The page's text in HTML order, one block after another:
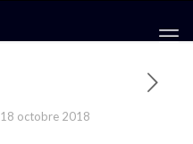
18 octobre 2018